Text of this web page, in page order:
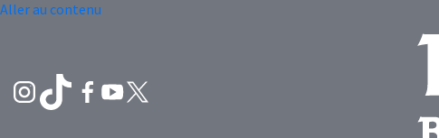
Aller au contenu